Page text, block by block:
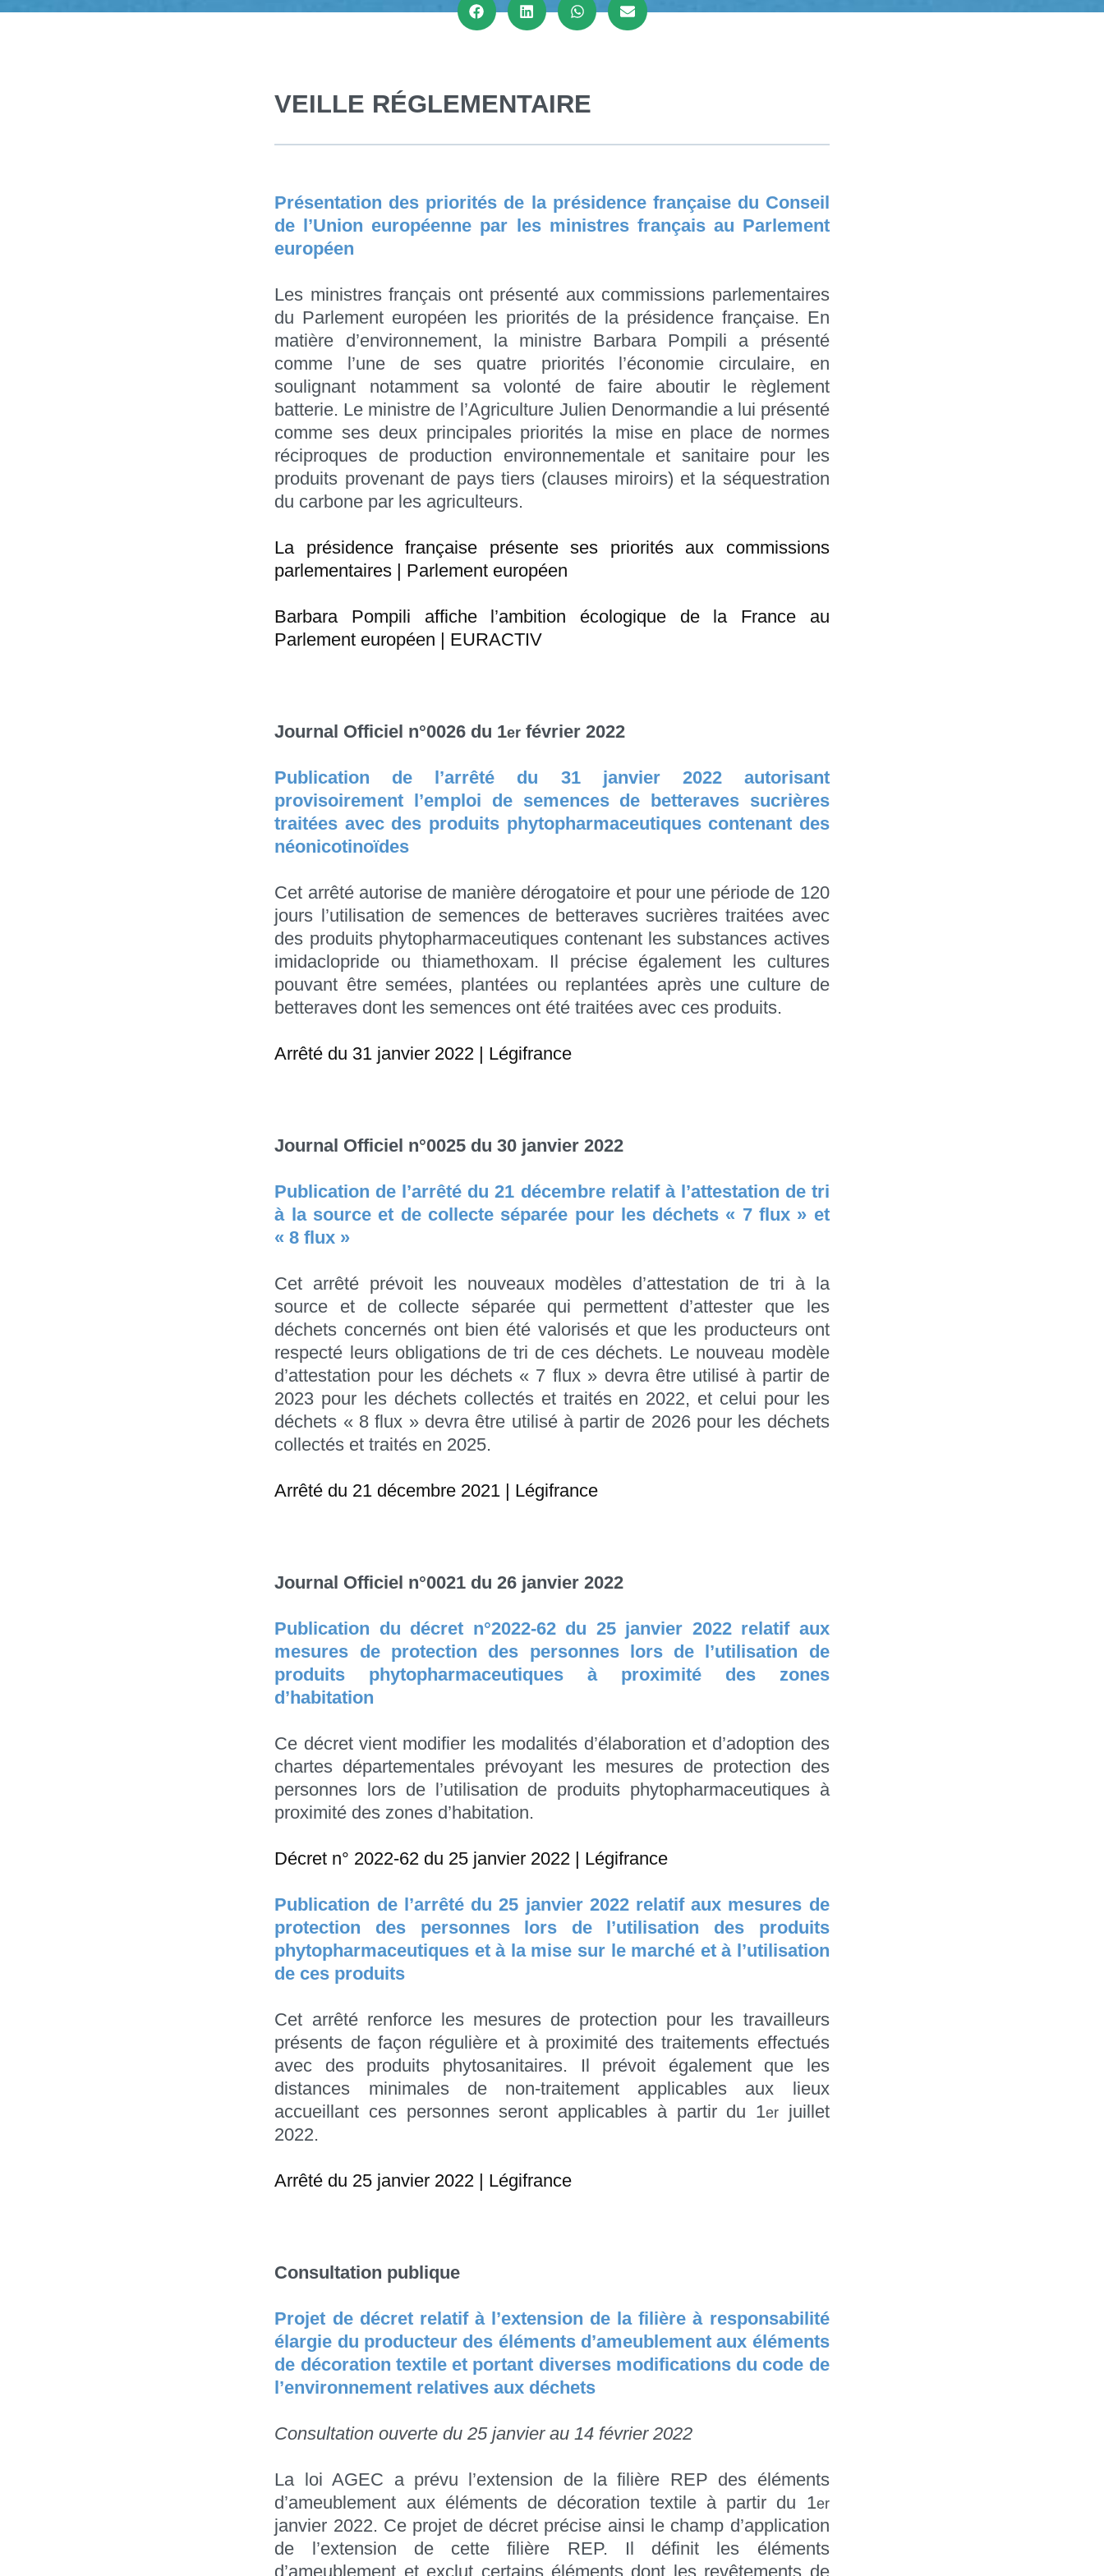
VEILLE RÉGLEMENTAIRE
Présentation des priorités de la présidence française du Conseil
de l’Union européenne par les ministres français au Parlement
européen
Les ministres français ont présenté aux commissions parlementaires
du Parlement européen les priorités de la présidence française. En
matière d’environnement, la ministre Barbara Pompili a présenté
comme l’une de ses quatre priorités l’économie circulaire, en
soulignant notamment sa volonté de faire aboutir le règlement
batterie. Le ministre de l’Agriculture Julien Denormandie a lui présenté
comme ses deux principales priorités la mise en place de normes
réciproques de production environnementale et sanitaire pour les
produits provenant de pays tiers (clauses miroirs) et la séquestration
du carbone par les agriculteurs.
La présidence française présente ses priorités aux commissions
parlementaires | Parlement européen
Barbara Pompili affiche l’ambition écologique de la France au
Parlement européen | EURACTIV
Journal Officiel n°0026 du 1er février 2022
Publication de l’arrêté du 31 janvier 2022 autorisant
provisoirement l’emploi de semences de betteraves sucrières
traitées avec des produits phytopharmaceutiques contenant des
néonicotinoïdes
Cet arrêté autorise de manière dérogatoire et pour une période de 120
jours l’utilisation de semences de betteraves sucrières traitées avec
des produits phytopharmaceutiques contenant les substances actives
imidaclopride ou thiamethoxam. Il précise également les cultures
pouvant être semées, plantées ou replantées après une culture de
betteraves dont les semences ont été traitées avec ces produits.
Arrêté du 31 janvier 2022 | Légifrance
Journal Officiel n°0025 du 30 janvier 2022
Publication de l’arrêté du 21 décembre relatif à l’attestation de tri
à la source et de collecte séparée pour les déchets « 7 flux » et
« 8 flux »
Cet arrêté prévoit les nouveaux modèles d’attestation de tri à la
source et de collecte séparée qui permettent d’attester que les
déchets concernés ont bien été valorisés et que les producteurs ont
respecté leurs obligations de tri de ces déchets. Le nouveau modèle
d’attestation pour les déchets « 7 flux » devra être utilisé à partir de
2023 pour les déchets collectés et traités en 2022, et celui pour les
déchets « 8 flux » devra être utilisé à partir de 2026 pour les déchets
collectés et traités en 2025.
Arrêté du 21 décembre 2021 | Légifrance
Journal Officiel n°0021 du 26 janvier 2022
Publication du décret n°2022-62 du 25 janvier 2022 relatif aux
mesures de protection des personnes lors de l’utilisation de
produits phytopharmaceutiques à proximité des zones
d’habitation
Ce décret vient modifier les modalités d’élaboration et d’adoption des
chartes départementales prévoyant les mesures de protection des
personnes lors de l’utilisation de produits phytopharmaceutiques à
proximité des zones d’habitation.
Décret n° 2022-62 du 25 janvier 2022 | Légifrance
Publication de l’arrêté du 25 janvier 2022 relatif aux mesures de
protection des personnes lors de l’utilisation des produits
phytopharmaceutiques et à la mise sur le marché et à l’utilisation
de ces produits
Cet arrêté renforce les mesures de protection pour les travailleurs
présents de façon régulière et à proximité des traitements effectués
avec des produits phytosanitaires. Il prévoit également que les
distances minimales de non-traitement applicables aux lieux
accueillant ces personnes seront applicables à partir du 1erjuillet
2022.
Arrêté du 25 janvier 2022 | Légifrance
Consultation publique
Projet de décret relatif à l’extension de la filière à responsabilité
élargie du producteur des éléments d’ameublement aux éléments
de décoration textile et portant diverses modifications du code de
l’environnement relatives aux déchets
Consultation ouverte du 25 janvier au 14 février 2022
La loi AGEC a prévu l’extension de la filière REP des éléments
d’ameublement aux éléments de décoration textile à partir du 1er
janvier 2022. Ce projet de décret précise ainsi le champ d’application
de l’extension de cette filière REP. Il définit les éléments
d’ameublement et exclut certains éléments dont les revêtements de